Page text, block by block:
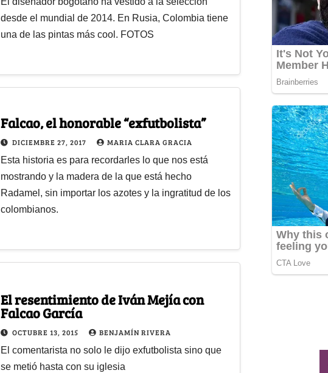
desde el mundial de 2014. En Rusia, Colombia tiene
una de las pintas más cool. FOTOS
Falcao, el honorable “exfutbolista”
DICIEMBRE 27, 2017 MARIA CLARA GRACIA
Esta historia es para recordarles lo que nos está
mostrando y la madera de la que está hecho
Radamel, sin importar los azotes y la ingratitud de los
colombianos.
El resentimiento de Iván Mejía con
Falcao García
OCTUBRE 13, 2015 BENJAMÍN RIVERA
El comentarista no solo le dijo exfutbolista sino que
se metió hasta con su iglesia